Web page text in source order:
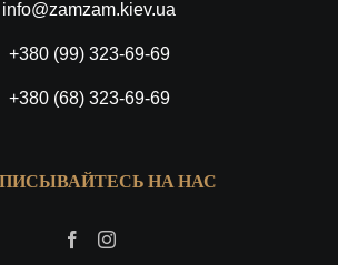
info@zamzam.kiev.ua
+380 (99) 323-69-69
+380 (68) 323-69-69
НА НАС